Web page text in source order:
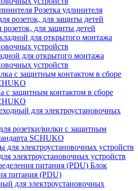
Розетка удлинителя
розеток, для защиты детей
для открытого монтажа
устройств
с защитным контактом в сборе
для электроустановочных
розетки/вилки с защитным
SCHUKO
электроустановочных устройств
Блок
питания (PDU)
для электроустановочных